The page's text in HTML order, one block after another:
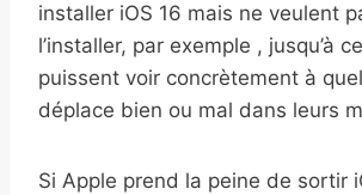
installer iOS 16 mais ne veulent
l’installer, par exemple , jusqu’à
puissent voir concrètement à
déplace bien ou mal dans leurs
Si Apple prend la peine de sortir